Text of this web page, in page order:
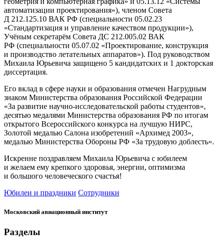
автоматизации проектирования»), членом Совета
Д 212.125.10 ВАК РФ (специальности 05.02.23
«Стандартизация и управление качеством продукции»),
Учёным секретарём Совета ДC 212.005.02 ВАК
РФ (специальности 05.07.02 «Проектирование, конструкция
и производство летательных аппаратов»). Под руководством
Михаила Юрьевича защищено 5 кандидатских и 1 докторская
диссертация.
Его вклад в сфере науки и образования отмечен Нагрудным
знаком Министерства образования Российской Федерации
«За развитие научно-исследовательской работы студентов»,
десятью медалями Министерства образования РФ по итогам
открытого Всероссийского конкурса на лучшую НИРС,
Золотой медалью Салона изобретений «Архимед 2003»,
медалью Министерства Обороны РФ «За трудовую доблесть».
Искренне поздравляем Михаила Юрьевича с юбилеем
и желаем ему крепкого здоровья, энергии, оптимизма
и большого человеческого счастья!
Юбилеи и праздники Сотрудники
Московский авиационный институт
Разделы